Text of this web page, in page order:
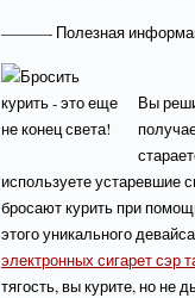
———- Полезная
Вы
используете устаревшие
бросают курить при
этого уникального
электронных сигарет сэр
тягость, вы курите, но не